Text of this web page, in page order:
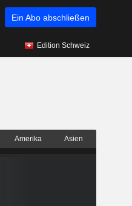
Ein Abo abschließen
Edition Schweiz
Amerika Asien